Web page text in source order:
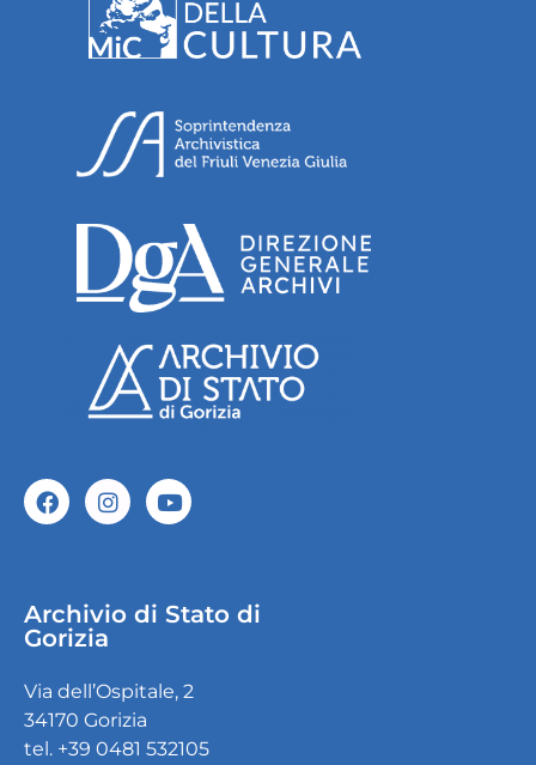
Archivio di Stato di
Gorizia
Via dell’Ospitale, 2
34170 Gorizia
tel. +39 0481 532105